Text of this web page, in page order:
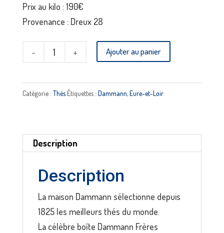
Prix au kilo : 190€
Provenance : Dreux 28
quantité
Rooibos
Ajouter au panier
Catégorie : ThésÉtiquettes : Dammann,Eure-et-Loir
Description
Description
La maison Dammann sélectionne depuis
1825 les meilleurs thés du monde.
La célèbre boîte Dammann Frères